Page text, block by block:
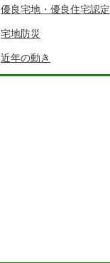
優良宅地・優良住宅認定
宅地防災
近年の動き